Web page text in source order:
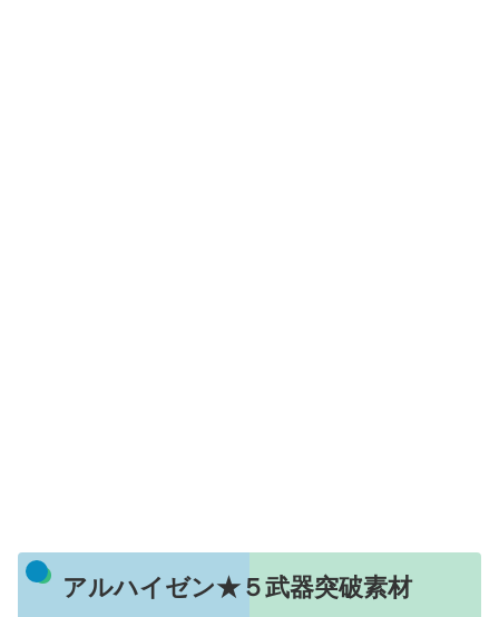
アルハイゼン★５武器突破素材